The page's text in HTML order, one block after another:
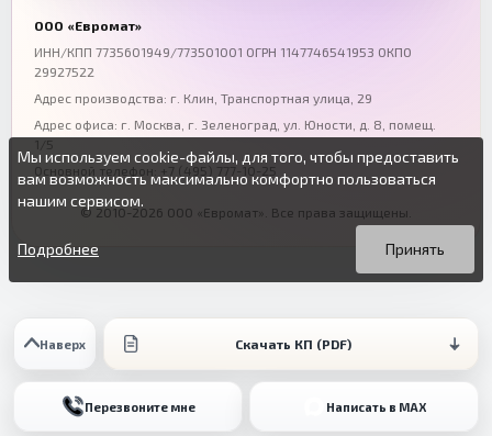
Наверх Скачать КП (PDF)
Перезвоните мне Написать в MAX
Волгоград
+7 (844) 261-36-12
Омск
ООО «Евромат»
ИНН/КПП 7735601949/773501001 ОГРН 1147746541953 ОКПО
29927522
Адрес производства: г. Клин, Транспортная улица, 29
Адрес офиса: г. Москва, г. Зеленоград ул. Юности, д. 8, помещ.
1/5
Основной телефон:
+7 (495) 777-10-25
© 2010-2026 ООО «Евромат». Все права защищены.
Мы используем cookie-файлы, для того, чтобы предоставить
вам возможность максимально комфортно пользоваться
нашим сервисом.
Вы можете подробнее прочитать о cookie-файлах в открытых
источниках или изменить настройки своего браузера.
Продолжая пользоваться данным сайтом без изменения
настроек вы даете согласие на использование ваших cookie-
Принять
Подробнее